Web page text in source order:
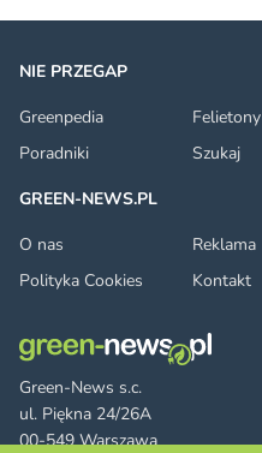
Green-News s.c.
ul. Piękna 24/26A
00-549 Warszawa
NIE PRZEGAP
Greenpedia
Felietony
Poradniki
Szukaj
GREEN-NEWS.PL
O nas
Reklama
Polityka Cookies
Kontakt